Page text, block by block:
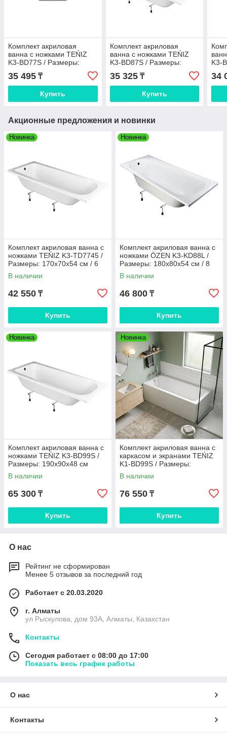
Комплект акриловая
ванна с ножками TEŃIZ
K3-BD77S / Размеры:
170х70х48 см (ножки JSD-
L001)
35 495 ₸
Купить
Комплект акриловая
ванна с ножками TEŃIZ
K3-BD87S / Размеры:
180x70x48 см (ножки JSD-
L001)
35 325₸
Купить
K3-
34
Акционные предложения и новинки
Новинка
Комплект акриловая ванна с
ножками TEŃIZ K3-TD7745 /
Размеры: 170х70х54 см / 6
мм (TD8845+JSD-L001) / гл
вн 41
В наличии
42 550 ₸
Купить
Новинка
Комплект акриловая ванна с
ножками ÖZEN K3-KD88L /
Размеры: 180х80х54 см / 8
мм (KD77L+JSD-L001) / гл вн
41 см
В наличии
46 800 ₸
Купить
Новинка
Комплект акриловая ванна с
ножками TEŃIZ K3-BD99S /
Размеры: 190х90х48 см
(ножки JSD-L002-60) / 6мм /
гл вн 40
В наличии
65 300 ₸
Купить
Новинка
Комплект акриловая ванна с
каркасом и экранами TEŃIZ
K1-BD99S / Размеры:
190х90х48 см / гл вн 40 см
В наличии
76 550 ₸
Купить
О нас
Рейтинг не сформирован
Менее 5 отзывов за последний год
Работает с 20.03.2020
г. Алматы
ул Рыскулова, дом 93А, Алматы, Казахстан
Контакты
Сегодня работает с 08:00 до 17:00
Показать весь график работы
О нас
Контакты